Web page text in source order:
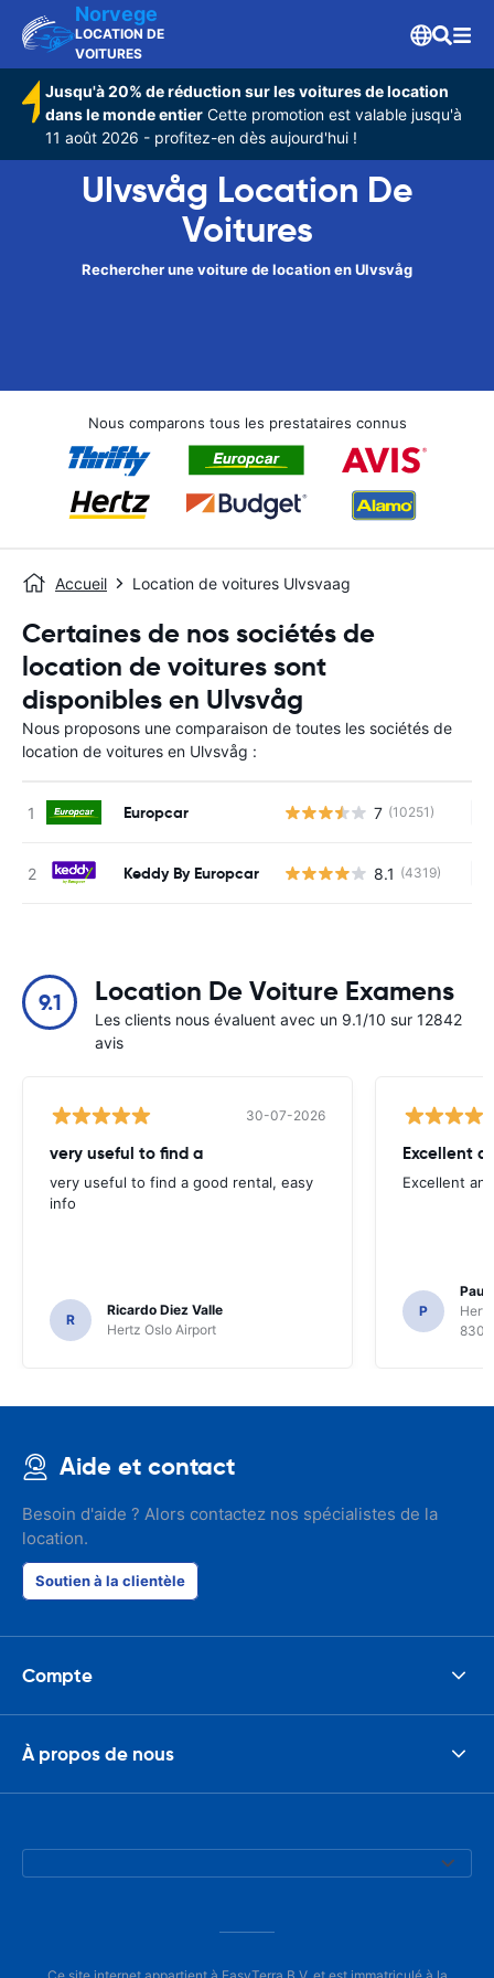
Norvege
LOCATION DE
VOITURES
Jusqu'à 20% de réduction sur les voitures de location
dans le monde entier Cette promotion est valable jusqu'à
11 août 2026 - profitez-en dès aujourd'hui !
Ulvsvåg Location De
Voitures
Rechercher une voiture de location en Ulvsvåg
Nous comparons tous les prestataires connus
Accueil Location de voitures Ulvsvaag
Certaines de nos sociétés de
location de voitures sont
disponibles en Ulvsvåg
Nous proposons une comparaison de toutes les sociétés de
location de voitures en Ulvsvåg :
Europcar 7 (10251)
Keddy By Europcar 8.1 (4319)
9.1 Location De Voiture Examens
Les clients nous évaluent avec un 9.1/10 sur 12842
avis
30-07-2026
very useful to find a
very useful to find a good rental, easy
info
R
Ricardo Diez Valle
Hertz Oslo Airport
Excellent
Excellent
P
Paul
8300
Aide et contact
Besoin d'aide ? Alors contactez nos spécialistes de la
location.
Soutien à la clientèle
Compte
À propos de nous